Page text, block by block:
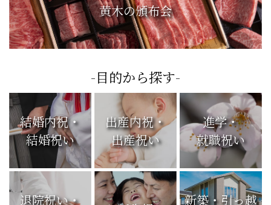
黄木の頒布会
-目的から探す-
結婚内祝・
結婚祝い
出産内祝・
出産祝い
進学・
就職祝い